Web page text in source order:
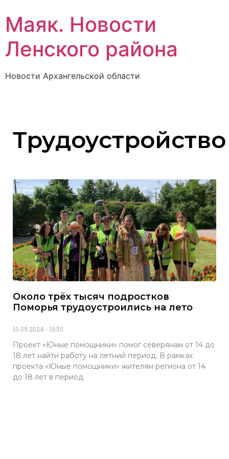
Маяк. Новости
Ленского района
Новости Архангельской области
Трудоустройство
Около трёх тысяч подростков
Поморья трудоустроились на лето
10.09.2024 16:50
Проект «Юные помощники» помог северянам от 14 до
18 лет найти работу на летний период. В рамках
проекта «Юные помощники» жителям региона от 14
до 18 лет в период